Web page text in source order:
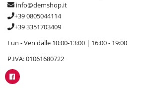
info@demshop.it
+39 0805044114
+39 3351703409
Lun - Ven dalle 10:00-13:00 | 16:00 - 19:00
P.IVA: 01061680722